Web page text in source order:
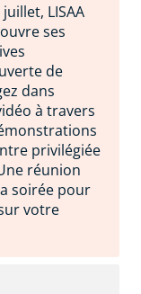
LISAA
ses
de
dans
à travers
privilégiée
réunion
soirée pour
votre